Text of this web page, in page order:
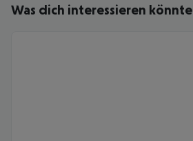
Was dich interessieren könnte